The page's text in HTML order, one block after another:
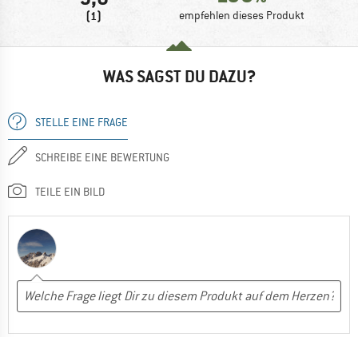
(1) empfehlen dieses Produkt
WAS SAGST DU DAZU?
STELLE EINE FRAGE
SCHREIBE EINE BEWERTUNG
TEILE EIN BILD